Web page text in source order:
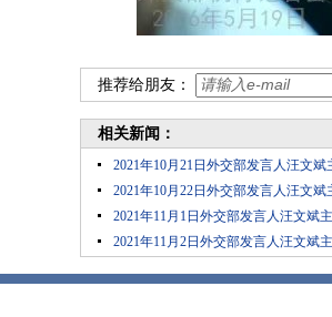
推荐给朋友：
相关新闻：
2021年10月21日外交部发言人汪文
2021年10月22日外交部发言人汪文
2021年11月1日外交部发言人汪文斌
2021年11月2日外交部发言人汪文斌